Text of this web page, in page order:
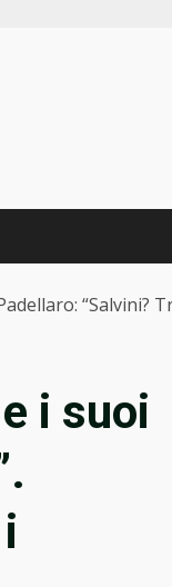
“Salvini?
i suoi